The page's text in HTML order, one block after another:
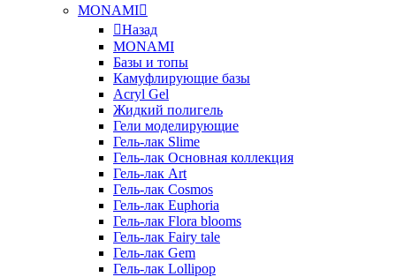
MONAMI
Назад
MONAMI
Базы и топы
Камуфлирующие базы
Acryl Gel
Жидкий полигель
Гели моделирующие
Гель-лак Slime
Гель-лак Основная коллекция
Гель-лак Art
Гель-лак Cosmos
Гель-лак Euphoria
Гель-лак Flora blooms
Гель-лак Fairy tale
Гель-лак Gem
Гель-лак Lollipop